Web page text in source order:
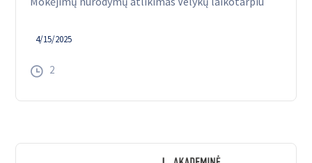
4/15/2025
2